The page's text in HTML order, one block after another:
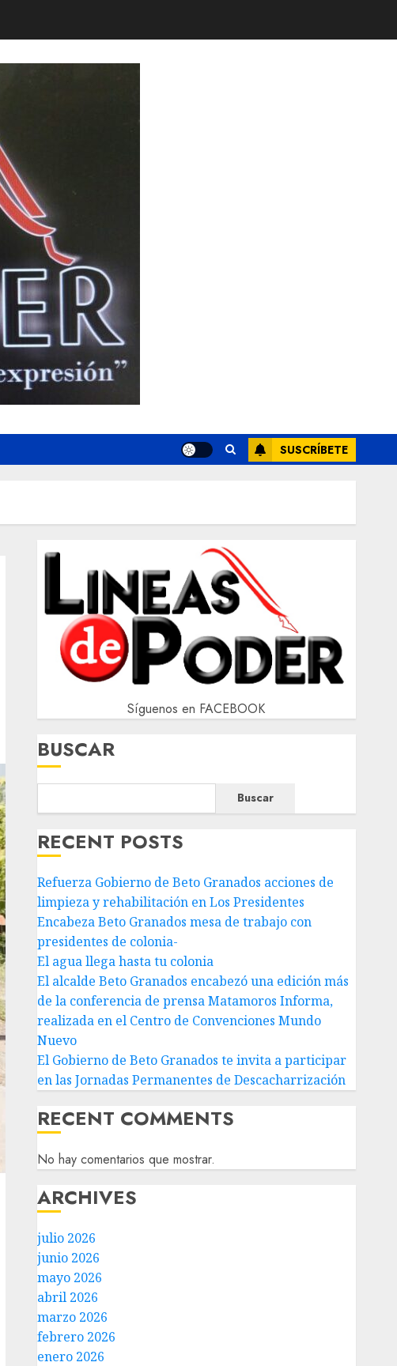
SUSCRÍBETE
Síguenos en FACEBOOK
BUSCAR
Buscar
RECENT POSTS
Refuerza Gobierno de Beto Granados acciones de
limpieza y rehabilitación en Los Presidentes
Encabeza Beto Granados mesa de trabajo con
presidentes de colonia-
El agua llega hasta tu colonia
El alcalde Beto Granados encabezó una edición más
de la conferencia de prensa Matamoros Informa,
realizada en el Centro de Convenciones Mundo
Nuevo
El Gobierno de Beto Granados te invita a participar
en las Jornadas Permanentes de Descacharrización
RECENT COMMENTS
No hay comentarios que mostrar.
ARCHIVES
julio 2026
junio 2026
mayo 2026
abril 2026
marzo 2026
febrero 2026
enero 2026